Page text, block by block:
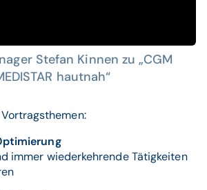
Stefan Kinnen zu „CGM
hautnah“
immer wiederkehrende Tätigkeiten